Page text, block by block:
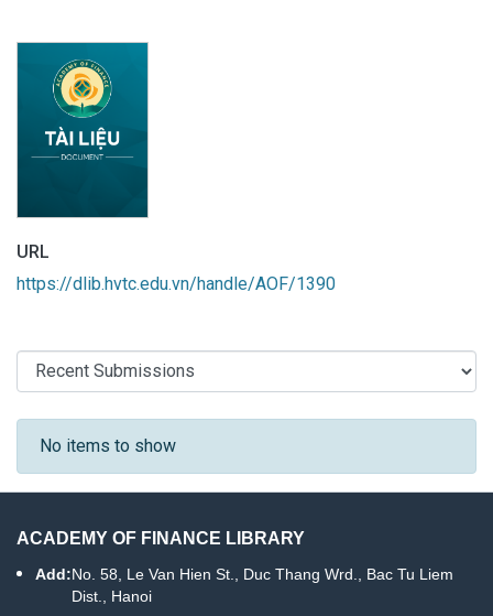
URL
https://dlib.hvtc.edu.vn/handle/AOF/1390
Recent Submissions
No items to show
ACADEMY OF FINANCE LIBRARY
Add:No. 58, Le Van Hien St., Duc Thang Wrd., Bac Tu Liem
Dist., Hanoi